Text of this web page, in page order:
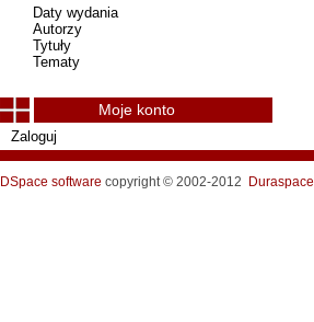
Daty wydania
Autorzy
Tytuły
Tematy
Moje konto
Zaloguj
DSpace software copyright © 2002-2012 Duraspace